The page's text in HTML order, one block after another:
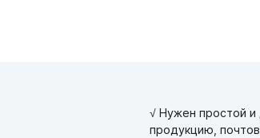
√ Нужен простой и
продукцию,